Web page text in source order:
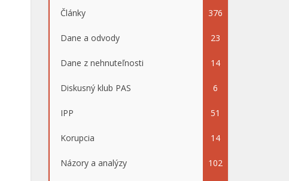
Články 376
Dane a odvody 23
Dane z nehnuteľnosti 14
Diskusný klub PAS 6
IPP 51
Korupcia 14
Názory a analýzy 102